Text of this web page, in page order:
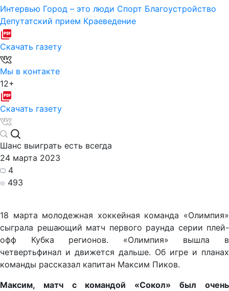
Интервью Город – это люди Спорт Благоустройство
Депутатский прием Краеведение
Скачать газету
Мы в контакте
12+
Скачать газету
Шанс выиграть есть всегда
24 марта 2023
4
493
18 марта молодежная хоккейная команда «Олимпия»
сыграла решающий матч первого раунда серии плей-
офф Кубка регионов. «Олимпия» вышла в
четвертьфинал и движется дальше. Об игре и планах
команды рассказал капитан Максим Пиков.
Максим, матч с командой «Сокол» был очень